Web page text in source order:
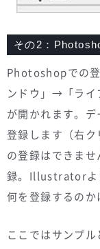
その2：
Photoshopでの
ンドウ」→「ライ
が開かれます。
登録します（右
の登録はできま
録。Illustratorよ
何を登録するのか
ここではサンプ